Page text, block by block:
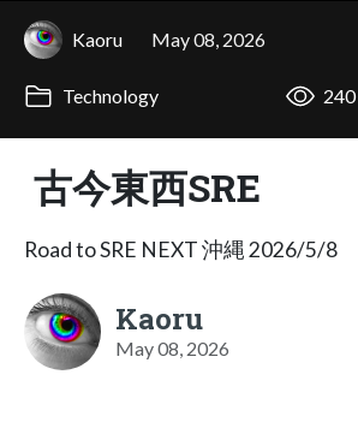
Kaoru May 08, 2026
Technology 240
古今東西SRE
Road to SRE NEXT 沖縄 2026/5/8
Kaoru
May 08, 2026